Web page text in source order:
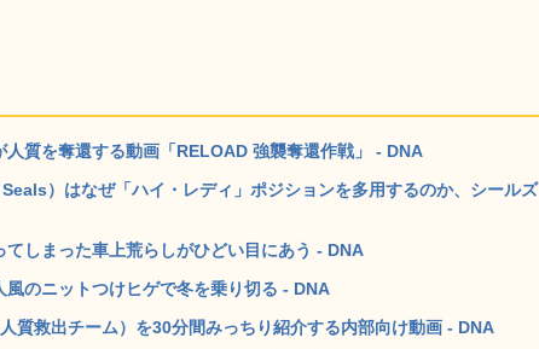
質を奪還する動画「RELOAD 強襲奪還作戦」 - DNA
）はなぜ「ハイ・レディ」ポジションを多用するのか、シールズ
しまった車上荒らしがひどい目にあう - DNA
のニットつけヒゲで冬を乗り切る - DNA
質救出チーム）を30分間みっちり紹介する内部向け動画 - DNA